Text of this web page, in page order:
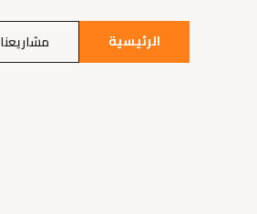
الرئيسية مشاريعنا